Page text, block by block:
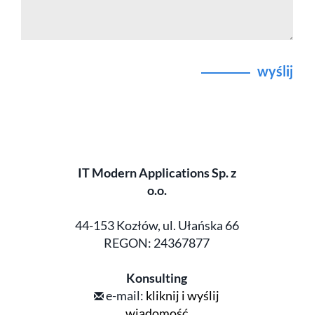
wyślij
IT Modern Applications Sp. z
o.o.
44-153 Kozłów, ul. Ułańska 66
REGON: 24367877
Konsulting
e-mail: kliknij i wyślij